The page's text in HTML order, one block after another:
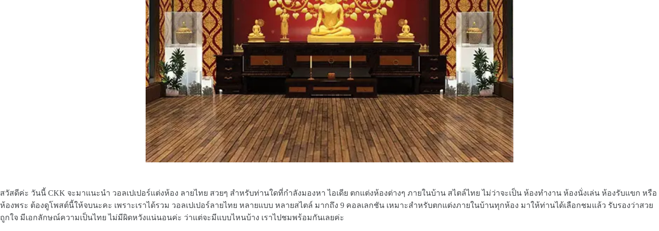
สวัสดีค่ะ วันนี้ CKK จะมาแนะนำ วอลเปเปอร์แต่งห้อง ลายไทย สวยๆ สำหรับท่านใดที่กำลังมองหา ไอเดีย ตกแต่งห้องต่างๆ ภายในบ้าน สไตล์ไทย ไม่ว่าจะเป็น ห้องทำงาน ห้องนั่งเล่น ห้องรับแขก หรือ
ห้องพระ ต้องดูโพสต์นี้ให้จบนะคะ เพราะเราได้รวม วอลเปเปอร์ลายไทย หลายแบบ หลายสไตล์ มากถึง 9 คอลเลกชัน เหมาะสำหรับตกแต่งภายในบ้านทุกห้อง มาให้ท่านได้เลือกชมแล้ว รับรองว่าสวย
ถูกใจ มีเอกลักษณ์ความเป็นไทย ไม่มีผิดหวังแน่นอนค่ะ ว่าแต่จะมีแบบไหนบ้าง เราไปชมพร้อมกันเลยค่ะ